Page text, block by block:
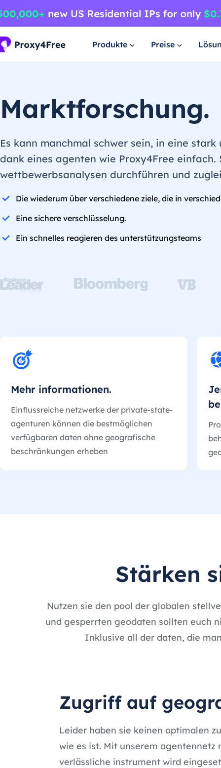
Produkte Preise
Marktforschung.
Es kann manchmal schwer sein, in eine
dank eines agenten wie Proxy4Free
wettbewerbsanalysen durchführen und
Die wiederum über verschiedene ziele, die in
Eine sichere verschlüsselung.
Ein schnelles reagieren des unterstützungsteams
Mehr informationen.
Einflussreiche netzwerke der private-state-
agenturen können die bestmöglichen
verfügbaren daten ohne geografische
beschränkungen erheben
Stärken
Nutzen sie den pool der globalen
und gesperrten geodaten sollten euch
Inklusive all der daten, die
Zugriff auf
Leider haben sie keinen optimalen
wie es ist. Mit unserem agentennetz
verlässliche instrument wird